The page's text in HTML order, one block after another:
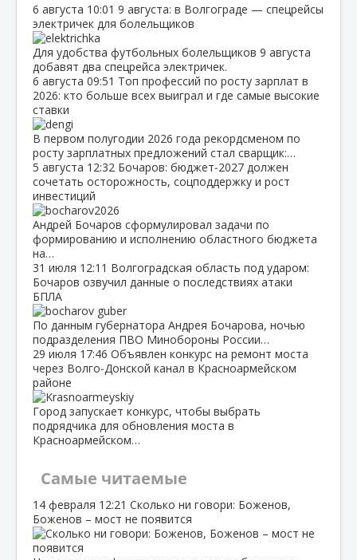
6 августа 10:01 9 августа: в Волгограде — спецрейсы
электричек для болельщиков
Для удобства футбольных болельщиков 9 августа
добавят два спецрейса электричек.
6 августа 09:51 Топ профессий по росту зарплат в
2026: кто больше всех выиграл и где самые высокие
ставки
В первом полугодии 2026 года рекордсменом по
росту зарплатных предложений стал сварщик:…
5 августа 12:32 Бочаров: бюджет‑2027 должен
сочетать осторожность, соцподдержку и рост
инвестиций
Андрей Бочаров сформулировал задачи по
формированию и исполнению областного бюджета
на…
31 июля 12:11 Волгоградская область под ударом:
Бочаров озвучил данные о последствиях атаки
БПЛА
По данным губернатора Андрея Бочарова, ночью
подразделения ПВО Минобороны России…
29 июля 17:46 Объявлен конкурс на ремонт моста
через Волго‑Донской канал в Красноармейском
районе
Город запускает конкурс, чтобы выбрать
подрядчика для обновления моста в
Красноармейском…
Самые читаемые
14 февраля 12:21 Сколько ни говори: Боженов,
Боженов – мост не появится